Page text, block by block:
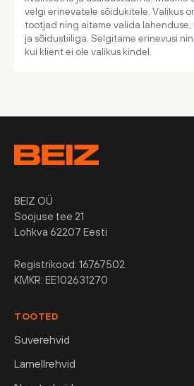
velgi erinevatele sõidukitele. Valikus
tootjad ning aitame valida lahenduse,
ja sõidustiiliga. Selgitame erinevusi
kui klient ei ole valikus kindel.
BEIZ OÜ
Soojuse tee 21
Lohkva 62207 Eesti
Registrikood: 16767502
KMKR: EE102631270
TOOTED
Suverehvid
Lamellrehvid